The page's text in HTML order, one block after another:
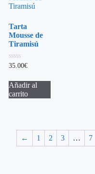
Tarta
Mousse de
Tiramisú
0
35.00€
Añadir al
carrito
← 1 2 3 … 7